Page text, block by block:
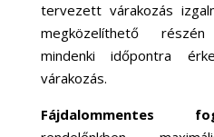
tervezett várakozás
megközelíthető
mindenki időpontra
várakozás.
Fájdalommentes